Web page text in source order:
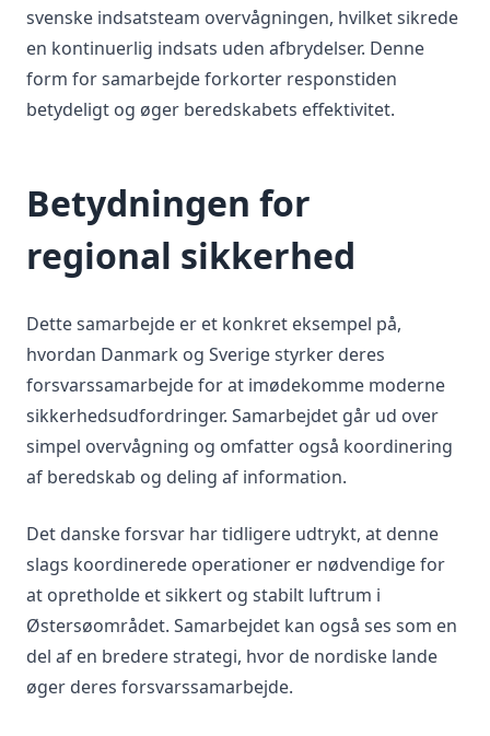
svenske indsatsteam overvågningen, hvilket sikrede
en kontinuerlig indsats uden afbrydelser. Denne
form for samarbejde forkorter responstiden
betydeligt og øger beredskabets effektivitet.
Betydningen for
regional sikkerhed
Dette samarbejde er et konkret eksempel på,
hvordan Danmark og Sverige styrker deres
forsvarssamarbejde for at imødekomme moderne
sikkerhedsudfordringer. Samarbejdet går ud over
simpel overvågning og omfatter også koordinering
af beredskab og deling af information.
Det danske forsvar har tidligere udtrykt, at denne
slags koordinerede operationer er nødvendige for
at opretholde et sikkert og stabilt luftrum i
Østersøområdet. Samarbejdet kan også ses som en
del af en bredere strategi, hvor de nordiske lande
øger deres forsvarssamarbejde.